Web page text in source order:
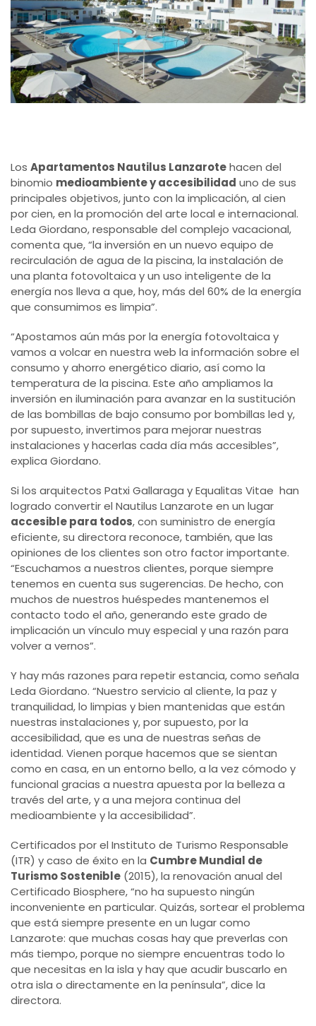
Los Apartamentos Nautilus Lanzarotehacen del
binomio medioambiente y accesibilidad uno de sus
principales objetivos, junto con la implicación, al cien
por cien, en la promoción del arte local e internacional.
Leda Giordano, responsable del complejo vacacional,
comenta que, “la inversión en un nuevo equipo de
recirculación de agua de la piscina, la instalación de
una planta fotovoltaica y un uso inteligente de la
energía nos lleva a que, hoy, más del 60% de la energía
que consumimos es limpia”.
“Apostamos aún más por la energía fotovoltaica y
vamos a volcar en nuestra web la información sobre el
consumo y ahorro energético diario, así como la
temperatura de la piscina. Este año ampliamos la
inversión en iluminación para avanzar en la sustitución
de las bombillas de bajo consumo por bombillas led y,
por supuesto, invertimos para mejorar nuestras
instalaciones y hacerlas cada día más accesibles”,
explica Giordano.
Si los arquitectos Patxi Gallaraga y Equalitas Vitae han
logrado convertir el Nautilus Lanzarote en un lugar
accesible para todos, con suministro de energía
eficiente, su directora reconoce, también, que las
opiniones de los clientes son otro factor importante.
“Escuchamos a nuestros clientes, porque siempre
tenemos en cuenta sus sugerencias. De hecho, con
muchos de nuestros huéspedes mantenemos el
contacto todo el año, generando este grado de
implicación un vínculo muy especial y una razón para
volver a vernos”.
Y hay más razones para repetir estancia, como señala
Leda Giordano. “Nuestro servicio al cliente, la paz y
tranquilidad, lo limpias y bien mantenidas que están
nuestras instalaciones y, por supuesto, por la
accesibilidad, que es una de nuestras señas de
identidad. Vienen porque hacemos que se sientan
como en casa, en un entorno bello, a la vez cómodo y
funcional gracias a nuestra apuesta por la belleza a
través del arte, y a una mejora continua del
medioambiente y la accesibilidad”.
Certificados por el Instituto de Turismo Responsable
(ITR) y caso de éxito en la Cumbre Mundial de
Turismo Sostenible (2015), la renovación anual del
Certificado Biosphere, “no ha supuesto ningún
inconveniente en particular. Quizás, sortear el problema
que está siempre presente en un lugar como
Lanzarote: que muchas cosas hay que preverlas con
más tiempo, porque no siempre encuentras todo lo
que necesitas en la isla y hay que acudir buscarlo en
otra isla o directamente en la península”, dice la
directora.